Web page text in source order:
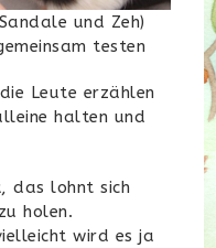
und Zeh)
testen
Leute erzählen
halten und
das lohnt sich
holen.
wird es ja